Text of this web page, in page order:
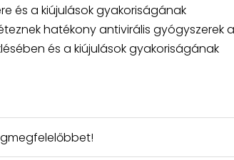
és a kiújulások gyakoriságának
hatékony antivirális gyógyszerek a
és a kiújulások gyakoriságának